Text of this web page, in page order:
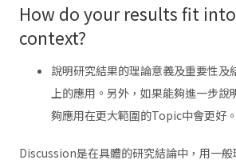
How do your results fit
context?
說明研究結果的理論意義及重要性及
上的應用。另外，如果能夠進一步說
夠應用在更大範圍的Topic中會更好。
Discussion是在具體的研究結論中，用一